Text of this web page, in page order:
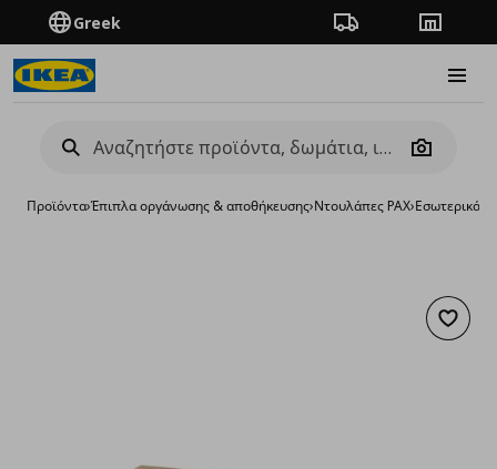
Greek Πορεία παραγγελίας
Camera
Προϊόντα›Έπιπλα οργάνωσης & αποθήκευσης›Ντουλάπες PAX›Εσωτερικά